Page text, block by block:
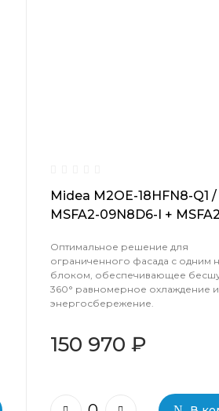
Midea M2OE-18HFN8-Q1 /
MSFA2-09N8D6-I +
Оптимальное решение для
ограниченного фасада с одним
блоком, обеспечивающее
360° равномерное охлаждение и
энергосбережение.
150 970 ₽